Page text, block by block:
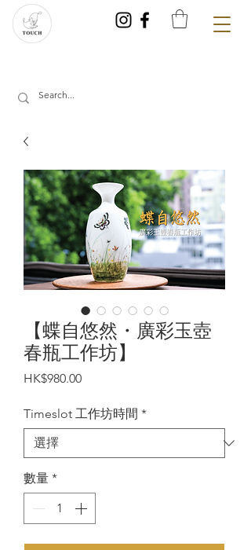
【蝶自悠然・廣彩玉壺
春瓶工作坊】
HK$980.00價
Timeslot 工作坊時間 *
數量 *